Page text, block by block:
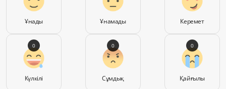
Ұнады Ұнамады Керемет
Күлкілі
0
Сұмдық
0
Қайғылы
0